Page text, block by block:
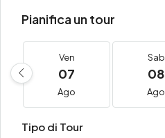
Pianifica un tour
Ven
07
Ago
Sab
08
Ago
Tipo di Tour